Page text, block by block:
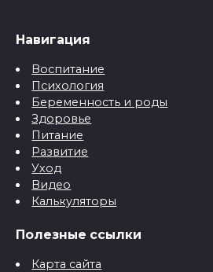
Навигация
Воспитание
Психология
Беременность и роды
Здоровье
Питание
Развитие
Уход
Видео
Калькуляторы
Полезные ссылки
Карта сайта